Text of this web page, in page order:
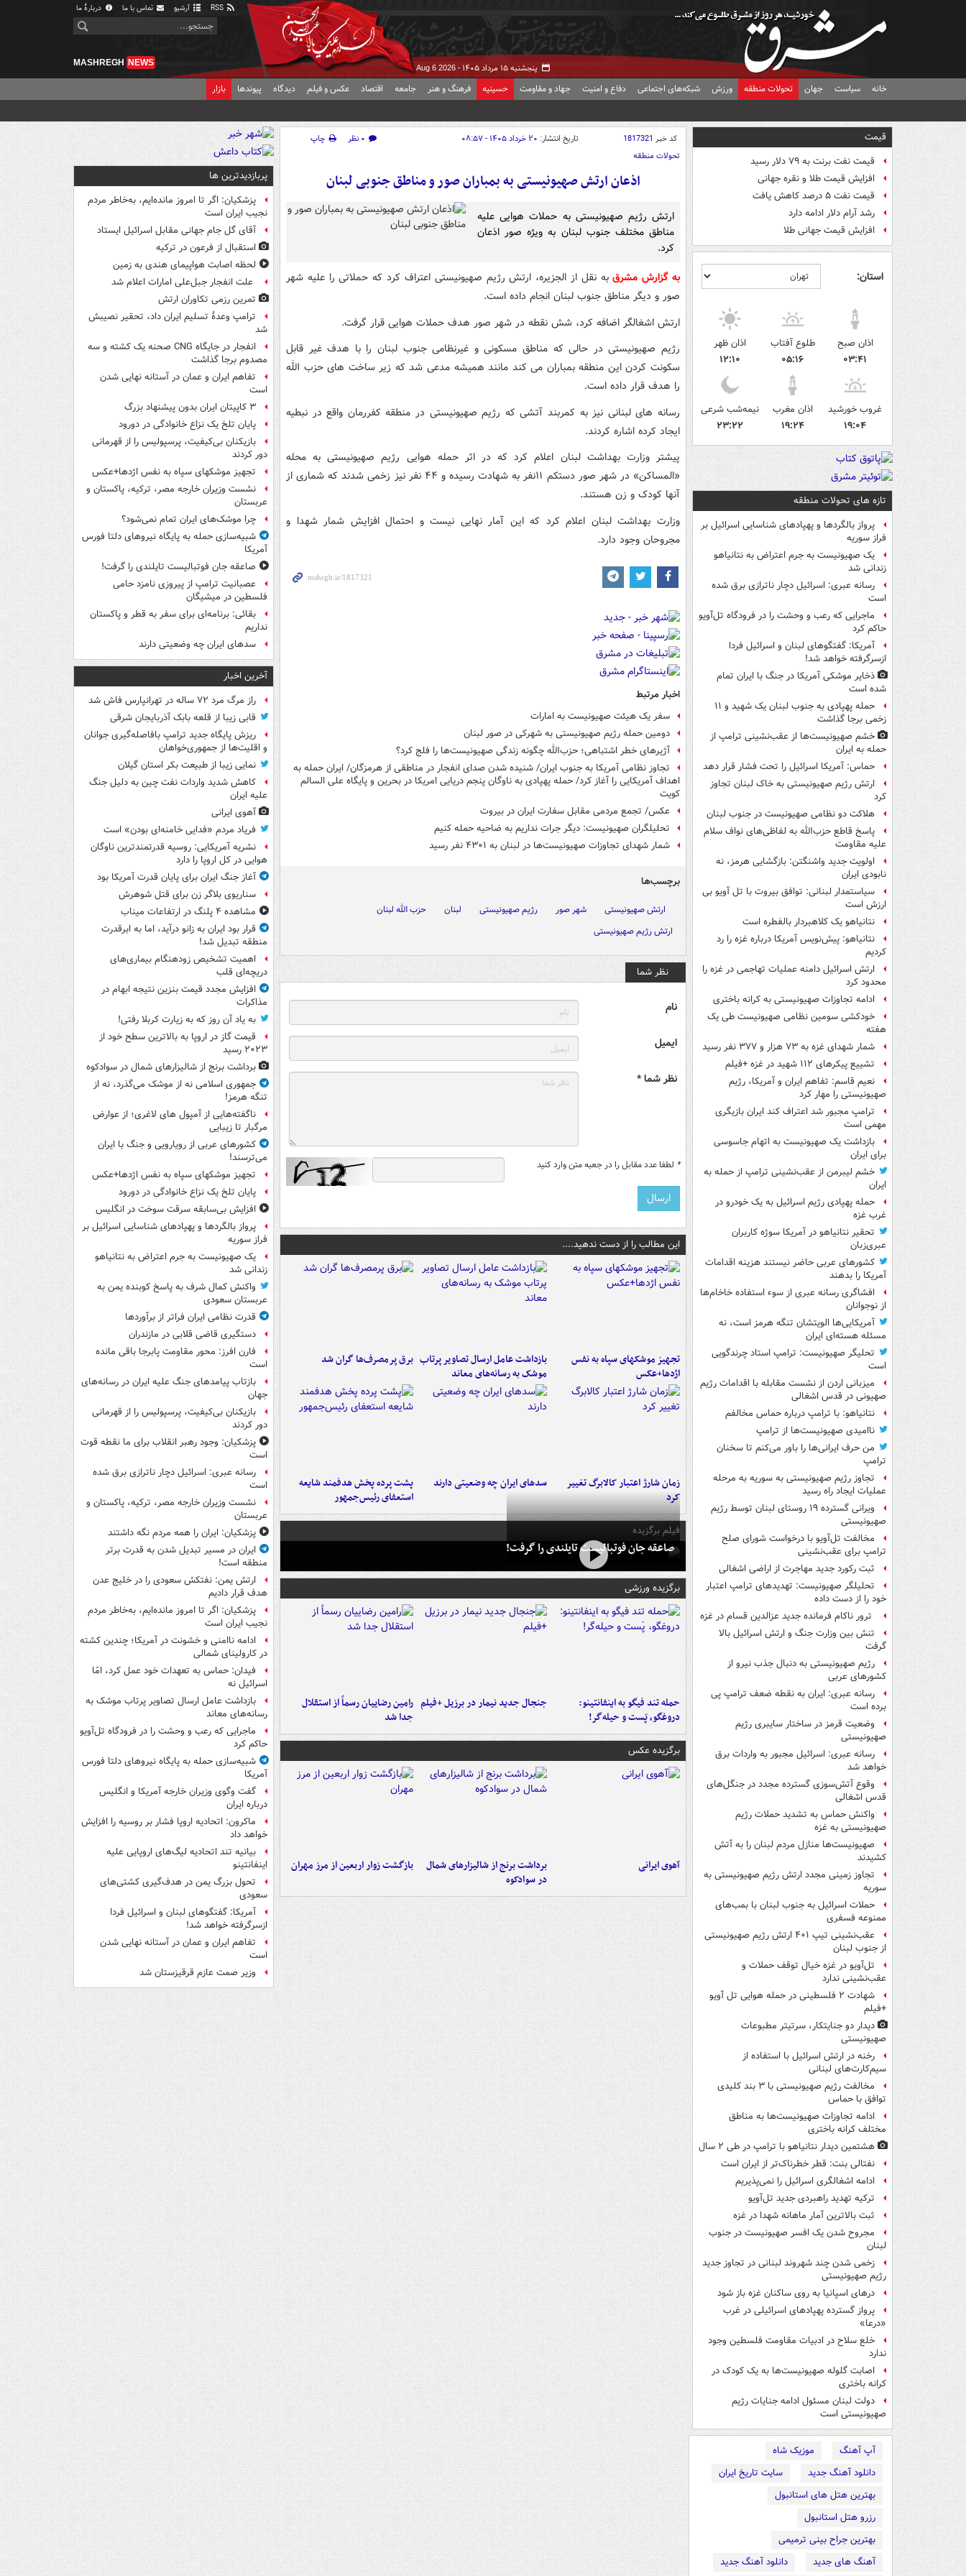
آرشیو تماس با ما دربارهٔ ما
پنجشنبه ۱۵ مرداد ۱۴۰۵ - Aug 6 2026
MASHREGH NEWS
خانه سیاست جهان تحولات منطقه ورزش شبکه‌های اجتماعی دفاع و امنیت جهاد و مقاومت حسینیه فرهنگ و هنر جامعه اقتصاد عکس و فیلم دیدگاه پیوندها بازار
قیمت
قیمت نفت برنت به ۷۹ دلار رسید
افزایش قیمت طلا و نقره جهانی
قیمت نفت ۵ درصد کاهش یافت
رشد آرام دلار ادامه دارد
افزایش قیمت جهانی طلا
استان:
اذان صبح
۰۳:۴۱
طلوع آفتاب
۰۵:۱۶
اذان ظهر
۱۲:۱۰
غروب خورشید
۱۹:۰۴
اذان مغرب
۱۹:۲۴
نیمه‌شب شرعی
۲۳:۲۲
تازه های تحولات منطقه
پرواز بالگردها و پهپادهای شناسایی اسرائیل بر
فراز سوریه
یک صهیونیست به جرم اعتراض به نتانیاهو
زندانی شد
رسانه عبری: اسرائیل دچار ناترازی برق شده
است
ماجرایی که رعب و وحشت را در فرودگاه تل‌آویو
حاکم کرد
آمریکا: گفتگوهای لبنان و اسرائیل فردا
ازسرگرفته خواهد شد!
ذخایر موشکی آمریکا در جنگ با ایران تمام
شده است
حمله پهپادی به جنوب لبنان یک شهید و ۱۱
زخمی برجا گذاشت
خشم صهیونیست‌ها از عقب‌نشینی ترامپ از
حمله به ایران
حماس: آمریکا اسرائیل را تحت فشار قرار دهد
ارتش رژیم صهیونیستی به خاک لبنان تجاوز
کرد
هلاکت دو نظامی صهیونیست در جنوب لبنان
پاسخ قاطع حزب‌الله به لفاظی‌های نواف سلام
علیه مقاومت
اولویت جدید واشنگتن: بازگشایی هرمز، نه
نابودی ایران
سیاستمدار لبنانی: توافق بیروت با تل آویو بی
ارزش است
نتانیاهو یک کلاهبردار بالفطره است
نتانیاهو: پیش‌نویس آمریکا درباره غزه را رد
کردیم
ارتش اسرائیل دامنه عملیات تهاجمی در غزه را
محدود کرد
ادامه تجاوزات صهیونیستی به کرانه باختری
خودکشی سومین نظامی صهیونیست طی یک
هفته
شمار شهدای غزه به ۷۳ هزار و ۳۷۷ نفر رسید
تشییع پیکرهای ۱۱۲ شهید در غزه +فیلم
نعیم قاسم: تفاهم ایران و آمریکا، رژیم
صهیونیستی را مهار کرد
ترامپ مجبور شد اعتراف کند ایران بازیگری
مهمی است
بازداشت یک صهیونیست به اتهام جاسوسی
برای ایران
خشم لیبرمن از عقب‌نشینی ترامپ از حمله به
ایران
حمله پهپادی رژیم اسرائیل به یک خودرو در
غرب غزه
تحقیر نتانیاهو در آمریکا سوژه کاربران
عبری‌زبان
کشورهای عربی حاضر نیستند هزینه اقدامات
آمریکا را بدهند
افشاگری رسانه عبری از سوء استفاده خاخام‌ها
از نوجوانان
آمریکایی‌ها الویتشان تنگه هرمز است، نه
مسئله هسته‌ای ایران
تحلیگر صهیونیست: ترامپ استاد چرندگویی
است
میزبانی اردن از نشست مقابله با اقدامات رژیم
صهیونی در قدس اشغالی
نتانیاهو: با ترامپ درباره حماس مخالفم
ناامیدی صهیونیست‌ها از ترامپ
من حرف ایرانی‌ها را باور می‌کنم تا سخنان
ترامپ
تجاوز رژیم صهیونیستی به سوریه به مرحله
عملیات ایجاد راه رسید
ویرانی گسترده ۱۹ روستای لبنان توسط رژیم
صهیونیستی
مخالفت تل‌آویو با درخواست شورای صلح
ترامپ برای عقب‌نشینی
ثبت رکورد جدید مهاجرت از اراضی اشغالی
تحلیلگر صهیونیست: تهدیدهای ترامپ اعتبار
خود را از دست داده
ترور ناکام فرمانده جدید عزالدین قسام در غزه
تنش بین وزارت جنگ و ارتش اسرائیل بالا
گرفت
رژیم صهیونیستی به دنبال جذب نیرو از
کشورهای عربی
رسانه عبری: ایران به نقطه ضعف ترامپ پی
برده است
وضعیت قرمز در ساختار سایبری رژیم
صهیونیستی
رسانه عبری: اسرائیل مجبور به واردات برق
خواهد شد
وقوع آتش‌سوزی گسترده مجدد در جنگل‌های
قدس اشغالی
واکنش حماس به تشدید حملات رژیم
صهیونیستی به غزه
صهیونیست‌ها منازل مردم لبنان را به ‌آتش
کشیدند
تجاوز زمینی مجدد ارتش رژیم صهیونیستی به
سوریه
حملات اسرائیل به جنوب لبنان با بمب‌های
ممنوعه فسفری
عقب‌نشینی تیپ ۴۰۱ ارتش رژیم صهیونیستی
از جنوب لبنان
تل‌آویو در غزه خیال توقف حملات و
عقب‌نشینی ندارد
شهادت ۲ فلسطینی در حمله هوایی تل آویو
+فیلم
دیدار دو جنایتکار،‌ سرتیتر مطبوعات
صهیونیستی
رخنه در ارتش اسرائیل با استفاده از
سیم‌کارت‌های لبنانی
مخالفت رژیم صهیونیستی با ۳ بند کلیدی
توافق با حماس
ادامه تجاوزات صهیونیست‌ها به مناطق
مختلف کرانه باختری
هشتمین دیدار نتانیاهو با ترامپ در طی ۲ سال
نفتالی بنت: قطر خطرناک‌تر از ایران است
ادامه اشغالگری اسرائیل را نمی‌پذیریم
ترکیه تهدید راهبردی جدید تل‌آویو
ثبت بالاترین آمار ماهانه شهدا در غزه
مجروح شدن یک افسر صهیونیست در جنوب
لبنان
زخمی شدن چند شهروند لبنانی در تجاوز جدید
رژیم صهیونیستی
درهای اسپانیا به روی ساکنان غزه باز شود
پرواز گسترده پهپادهای اسرائیلی در غرب
«درعا»
خلع سلاح در ادبیات مقاومت فلسطین وجود
ندارد
اصابت گلوله صهیونیست‌ها به یک کودک در
کرانه باختری
دولت لبنان مسئول ادامه جنایات رژیم
صهیونیستی است
آپ آهنگ
موزیک شاه
دانلود آهنگ جدید
سایت تاریخ ایران
بهترین هتل های استانبول
رزرو هتل استانبول
بهترین جراح بینی ترمیمی
آهنگ های جدید
دانلود آهنگ جدید
کد خبر 1817321 تاریخ انتشار: ۲۰ خرداد ۱۴۰۵ - ۰۸:۵۷ ۰ نظر
چاپ
تحولات منطقه
اذعان ارتش صهیونیستی به بمباران صور و مناطق جنوبی لبنان
ارتش رژیم صهیونیستی به حملات هوایی علیه
مناطق مختلف جنوب لبنان به ویژه صور اذعان
کرد.
به گزارش مشرقبه نقل از الجزیره، ارتش رژیم صهیونیستی اعتراف کرد که حملاتی را علیه شهر
صور و دیگر مناطق جنوب لبنان انجام داده است.
ارتش اشغالگر اضافه کرد، شش نقطه در شهر صور هدف حملات هوایی قرار گرفت.
رژیم صهیونیستی در حالی که مناطق مسکونی و غیرنظامی جنوب لبنان را با هدف غیر قابل
سکونت کردن این منطقه بمباران می کند مانند همیشه مدعی شد که زیر ساخت های حزب الله
را هدف قرار داده است.
رسانه های لبنانی نیز به کمربند آتشی که رژیم صهیونیستی در منطقه کفررمان واقع در نبطیه
ایجاد کرده اشاره کردند.
پیشتر وزارت بهداشت لبنان اعلام کرد که در اثر حمله هوایی رژیم صهیونیستی به محله
«المساکن» در شهر صور دستکم ۱۱نفر به شهادت رسیده و ۴۴ نفر نیز زخمی شدند که شماری از
آنها کودک و زن هستند.
وزارت بهداشت لبنان اعلام کرد که این آمار نهایی نیست و احتمال افزایش شمار شهدا و
مجروحان وجود دارد.
اخبار مرتبط
سفر یک هیئت صهیونیست به امارات
دومین حمله رژیم صهیونیستی به شهرکی در صور لبنان
آژیرهای خطر اشتباهی؛ حزب‌الله چگونه زندگی صهیونیست‌ها را فلج کرد؟
تجاوز نظامی آمریکا به جنوب ایران/ شنیده شدن صدای انفجار در مناطقی از هرمزگان/ ایران حمله به
اهداف آمریکایی را آغاز کرد/ حمله پهپادی به ناوگان پنجم دریایی امریکا در بحرین و پایگاه علی السالم
کویت
عکس/ تجمع مردمی مقابل سفارت ایران در بیروت
تحلیلگران صهیونیست: دیگر جرات نداریم به ضاحیه حمله کنیم
شمار شهدای تجاوزات صهیونیست‌ها در لبنان به ۴۳۰۱ نفر رسید
برچسب‌ها
ارتش صهیونیستی شهر صور رژیم صهیونیستی لبنان
حزب الله لبنان
ارتش رژیم صهیونیستی
نظر شما
نام
ایمیل
نظر شما *
* لطفا عدد مقابل را در جعبه متن وارد کنید
این مطالب را از دست ندهید....
تجهیز موشکهای سپاه به نفس
اژدها+عکس
بازداشت عامل ارسال تصاویر پرتاب
موشک به رسانه‌های معاند
برق پرمصرف‌ها گران شد
زمان شارژ اعتبار کالابرگ تغییر
کرد
سدهای ایران چه وضعیتی دارند
پشت پرده پخش هدفمند شایعه
استعفای رئیس‌جمهور
فیلم برگزیده
صاعقه جان فوتبالیست تایلندی را گرفت!
برگزیده ورزشی
حمله تند فیگو به اینفانتینو:
دروغگو، پَست‌ و حیله‌گر!
جنجال جدید نیمار در برزیل +فیلم رامین رضاییان رسماً از استقلال
جدا شد
برگزیده عکس
آهوی ایرانی
برداشت برنج از شالیزارهای شمال
در سوادکوه
بازگشت زوار اربعین از مرز مهران
پربازدیدترین ها
پزشکیان: اگر تا امروز مانده‌ایم، به‌خاطر مردم
نجیب ایران است
آقای گل جام جهانی مقابل اسرائیل ایستاد
استقبال از فرعون در ترکیه
لحظه اصابت هواپیمای هندی به زمین
علت انفجار جبل‌علی امارات اعلام شد
تمرین رزمی تکاوران ارتش
ترامپ وعدۀ تسلیم ایران داد، تحقیر نصیبش
شد
انفجار در جایگاه CNG صحنه یک کشته و سه
مصدوم برجا گذاشت
تفاهم ایران و عمان در آستانه نهایی شدن
است
۳ کاپیتان ایران بدون پیشنهاد بزرگ
پایان تلخ یک نزاع خانوادگی در دورود
بازیکنان بی‌کیفیت، پرسپولیس را از قهرمانی
دور کردند
تجهیز موشکهای سپاه به نفس اژدها+عکس
نشست وزیران خارجه مصر، ترکیه، پاکستان و
عربستان
چرا موشک‌های ایران تمام نمی‌شود؟
شبیه‌سازی حمله به پایگاه نیروهای دلتا فورس
آمریکا
صاعقه جان فوتبالیست تایلندی را گرفت!
عصبانیت ترامپ از پیروزی نامزد حامی
فلسطین در میشیگان
بقائی: برنامه‌ای برای سفر به قطر و پاکستان
نداریم
سدهای ایران چه وضعیتی دارند
آخرین اخبار
راز مرگ مرد ۷۲ ساله در تهرانپارس فاش شد
قابی زیبا از قلعه بابک آذربایجان شرقی
ریزش پایگاه جدید ترامپ بافاصله‌گیری جوانان
و اقلیت‌ها از جمهوری‌خواهان
نمایی زیبا از طبیعت بکر استان گیلان
کاهش شدید واردات نفت چین به دلیل جنگ
علیه ایران
آهوی ایرانی
فریاد مردم «فدایی خامنه‌ای بودن» است
نشریه آمریکایی: روسیه قدرتمندترین ناوگان
هوایی در کل اروپا را دارد
آغاز جنگ ایران برای پایان قدرت آمریکا بود
سناریوی بلاگر زن برای قتل شوهرش
مشاهده ۴ پلنگ در ارتفاعات میناب
قرار بود ایران به زانو درآید، اما به ابرقدرت
منطقه تبدیل شد!
اهمیت تشخیص زودهنگام بیماری‌های
دریچه‌ای قلب
افزایش مجدد قیمت بنزین نتیجه ابهام در
مذاکرات
به یاد آن روز که به زیارت کربلا رفتی!
قیمت گاز در اروپا به بالاترین سطح خود از
۲۰۲۳ رسید
برداشت برنج از شالیزارهای شمال در سوادکوه
جمهوری اسلامی نه از موشک می‌گذرد، نه از
تنگه هرمز!
ناگفته‌هایی از آمپول های لاغری؛ از عوارض
مرگبار تا زیبایی
کشورهای عربی از رویارویی و جنگ با ایران
می‌ترسند!
تجهیز موشکهای سپاه به نفس اژدها+عکس
پایان تلخ یک نزاع خانوادگی در دورود
افزایش بی‌سابقه سرقت سوخت در انگلیس
پرواز بالگردها و پهپادهای شناسایی اسرائیل بر
فراز سوریه
یک صهیونیست به جرم اعتراض به نتانیاهو
زندانی شد
واکنش کمال شرف به پاسخ کوبنده یمن به
عربستان سعودی
قدرت نظامی ایران فراتر از برآوردها
دستگیری قاضی قلابی در مازندران
فارن افرز: محور مقاومت پابرجا باقی مانده
است
بازتاب پیامدهای جنگ علیه ایران در رسانه‌های
جهان
بازیکنان بی‌کیفیت، پرسپولیس را از قهرمانی
دور کردند
پزشکیان: وجود رهبر انقلاب برای ما نقطه قوت
است
رسانه عبری: اسرائیل دچار ناترازی برق شده
است
نشست وزیران خارجه مصر، ترکیه، پاکستان و
عربستان
پزشکیان: ایران را همه مردم نگه داشتند
ایران در مسیر تبدیل شدن به قدرت برتر
منطقه است!
ارتش یمن: نفتکش سعودی را در خلیج عدن
هدف قرار دادیم
پزشکیان: اگر تا امروز مانده‌ایم، به‌خاطر مردم
نجیب ایران است
ادامه ناامنی و خشونت در آمریکا؛ چندین کشته
در کارولینای شمالی
فیدان: حماس به تعهدات خود عمل کرد، امّا
اسرائیل نه
بازداشت عامل ارسال تصاویر پرتاب موشک به
رسانه‌های معاند
ماجرایی که رعب و وحشت را در فرودگاه تل‌آویو
حاکم کرد
شبیه‌سازی حمله به پایگاه نیروهای دلتا فورس
آمریکا
گفت وگوی وزیران خارجه آمریکا و انگلیس
درباره ایران
ماکرون: اتحادیه اروپا فشار بر روسیه را افزایش
خواهد داد
بیانیه تند اتحادیه لیگ‌های اروپایی علیه
اینفانتینو
تحول بزرگ یمن در هدف‌گیری کشتی‌های
سعودی
آمریکا: گفتگوهای لبنان و اسرائیل فردا
ازسرگرفته خواهد شد!
تفاهم ایران و عمان در آستانه نهایی شدن
است
وزیر صمت عازم قرقیزستان شد